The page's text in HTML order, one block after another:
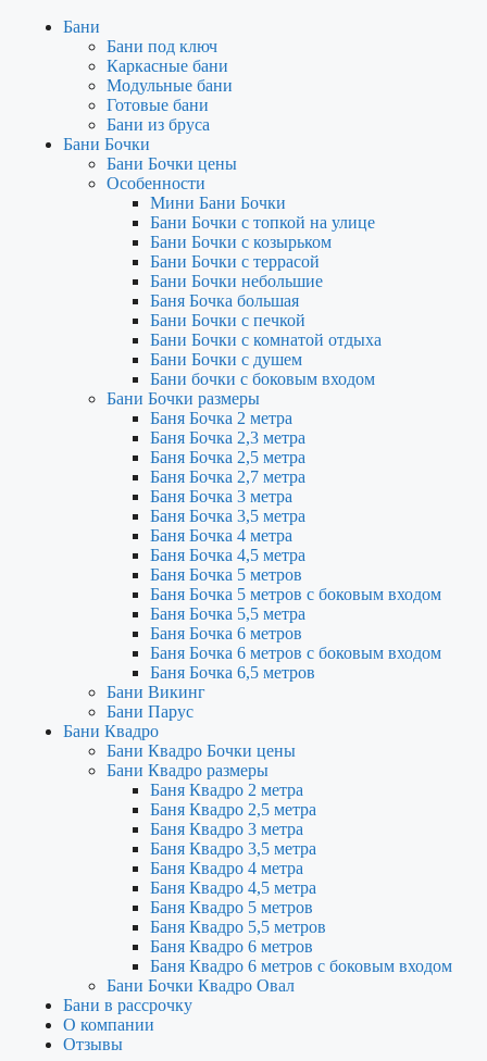
Бани
Бани под ключ
Каркасные бани
Модульные бани
Готовые бани
Бани из бруса
Бани Бочки
Бани Бочки цены
Особенности
Мини Бани Бочки
Бани Бочки с топкой на улице
Бани Бочки с козырьком
Бани Бочки с террасой
Бани Бочки небольшие
Баня Бочка большая
Бани Бочки с печкой
Бани Бочки с комнатой отдыха
Бани Бочки с душем
Бани бочки с боковым входом
Бани Бочки размеры
Баня Бочка 2 метра
Баня Бочка 2,3 метра
Баня Бочка 2,5 метра
Баня Бочка 2,7 метра
Баня Бочка 3 метра
Баня Бочка 3,5 метра
Баня Бочка 4 метра
Баня Бочка 4,5 метра
Баня Бочка 5 метров
Баня Бочка 5 метров с боковым входом
Баня Бочка 5,5 метра
Баня Бочка 6 метров
Баня Бочка 6 метров с боковым входом
Баня Бочка 6,5 метров
Бани Викинг
Бани Парус
Бани Квадро
Бани Квадро Бочки цены
Бани Квадро размеры
Баня Квадро 2 метра
Баня Квадро 2,5 метра
Баня Квадро 3 метра
Баня Квадро 3,5 метра
Баня Квадро 4 метра
Баня Квадро 4,5 метра
Баня Квадро 5 метров
Баня Квадро 5,5 метров
Баня Квадро 6 метров
Баня Квадро 6 метров с боковым входом
Бани Бочки Квадро Овал
Бани в рассрочку
О компании
Отзывы